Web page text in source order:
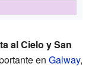
al Cielo y San
en Galway,